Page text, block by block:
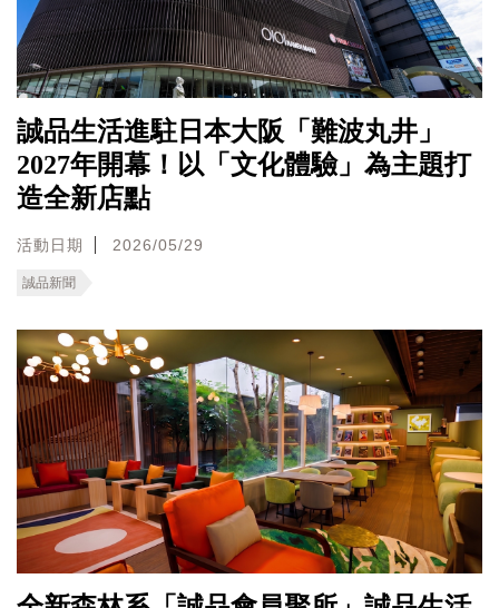
誠品生活進駐日本大阪「難波丸井」
2027年開幕！以「文化體驗」為主題打
造全新店點
活動日期 2026/05/29
誠品新聞